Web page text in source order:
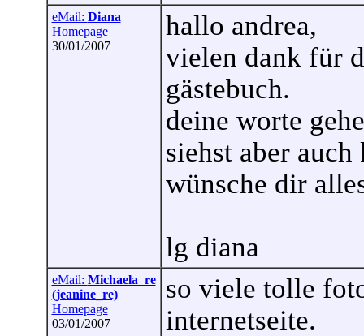
eMail: Diana
Homepage
30/01/2007
hallo andrea,
vielen dank für
gästebuch.
deine worte
siehst aber auch
wünsche dir
lg diana
eMail: Michaela_re
(jeanine_re)
Homepage
03/01/2007
so viele tolle
internetseite.